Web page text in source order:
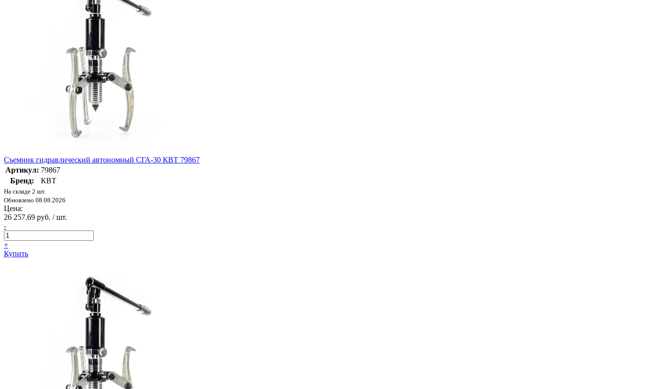
Съемник гидравлический автономный СГА-30 КВТ 79867
Артикул: 79867
Бренд:
КВТ
На складе 2 шт.
Обновлено 08.08.2026
Цена:
26 257.69 руб. / шт.
-
+
Купить